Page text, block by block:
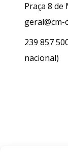
Praça 8 de
239 857
nacional)